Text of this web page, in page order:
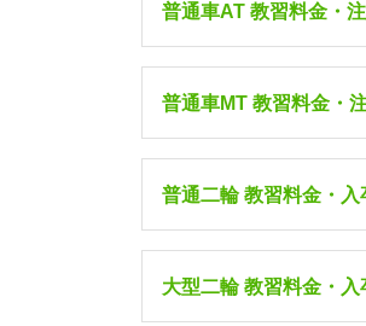
普通車AT 教習料金・
シングル[自炊]
（1人部屋・食
なし）
普通車MT 教習料金・
入校日/宿泊
普通二輪 教習料金・
大型二輪 教習料金・